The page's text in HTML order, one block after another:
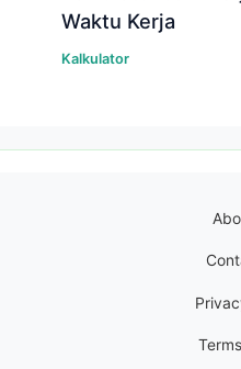
Waktu Kerja
Kalkulator